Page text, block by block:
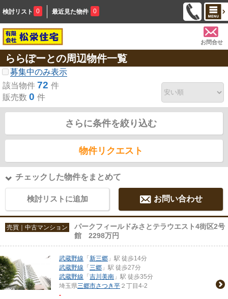
検討リスト 0 最近見た物件 0
お問合せ
ららぽーとの周辺物件一覧
募集中のみ表示
該当物件 72 件
販売数 0 件
さらに条件を絞り込む
物件リクエスト
チェックした物件をまとめて
検討リストに追加 お問い合わせ
売買｜中古マンション
パークフィールドみさとテラウエスト4街区2号
館 2298万円
武蔵野線 「 新三郷 」駅 徒歩14分
武蔵野線 「 三郷 」駅 徒歩27分
武蔵野線 「 吉川美南 」駅 徒歩35分
埼玉県三郷市さつき平 ２丁目4-2
-